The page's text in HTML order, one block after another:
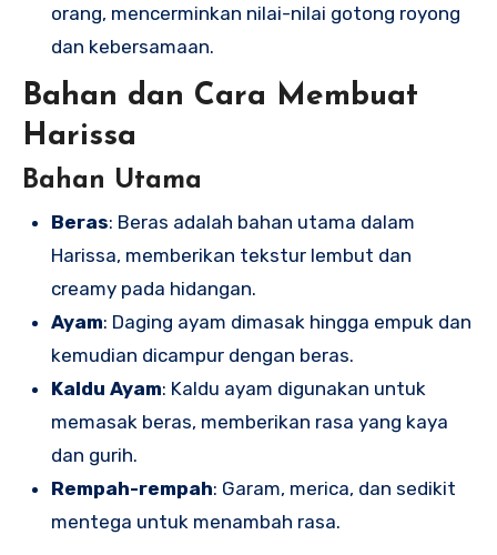
orang, mencerminkan nilai-nilai gotong royong
dan kebersamaan.
Bahan dan Cara Membuat
Harissa
Bahan Utama
Beras: Beras adalah bahan utama dalam
Harissa, memberikan tekstur lembut dan
creamy pada hidangan.
Ayam: Daging ayam dimasak hingga empuk dan
kemudian dicampur dengan beras.
Kaldu Ayam: Kaldu ayam digunakan untuk
memasak beras, memberikan rasa yang kaya
dan gurih.
Rempah-rempah: Garam, merica, dan sedikit
mentega untuk menambah rasa.